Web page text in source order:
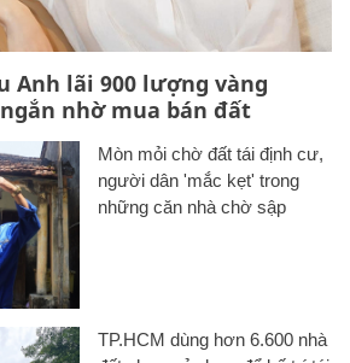
Anh lãi 900 lượng vàng
nhờ mua bán đất
Mòn mỏi chờ đất tái định cư,
người dân 'mắc kẹt' trong
những căn nhà chờ sập
TP.HCM dùng hơn 6.600 nhà